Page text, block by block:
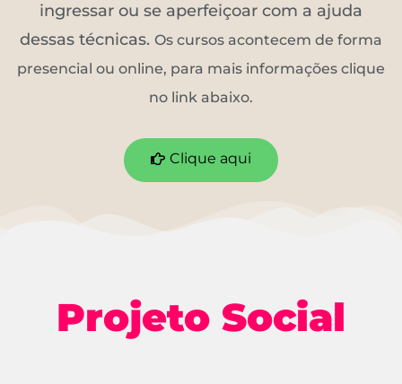
ingressar ou se aperfeiçoar com a ajuda
dessas técnicas. Os cursos acontecem de forma
presencial ou online, para mais informações clique
no link abaixo.
Clique aqui
Projeto Social